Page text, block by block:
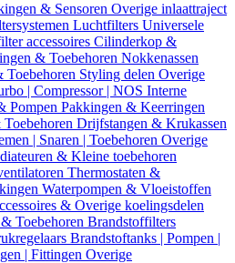
& Sensoren Overige inlaattraject
Luchtfilters Universele
accessoires Cilinderkop &
& Toebehoren Nokkenassen
Toebehoren Styling delen Overige
| Compressor | NOS Interne
Pompen Pakkingen & Keerringen
Drijfstangen & Krukassen
| Snaren | Toebehoren Overige
& Kleine toebehoren
Thermostaten &
Waterpompen & Vloeistoffen
& Overige koelingsdelen
Toebehoren Brandstoffilters
Brandstoftanks | Pompen |
| Fittingen Overige